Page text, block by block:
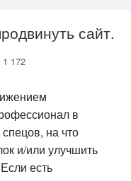
сайт.
1 172
в
на что
и/или улучшить
есть